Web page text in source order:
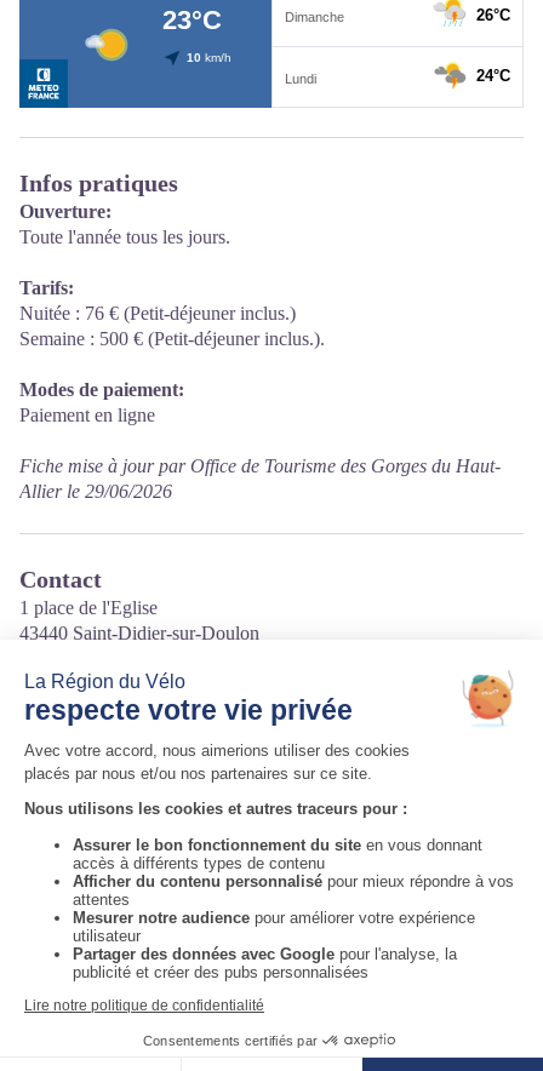
Voir la carte
Infos pratiques
Ouverture:
Toute l'année tous les jours.
Tarifs:
Nuitée : 76 € (Petit-déjeuner inclus.)
Semaine : 500 € (Petit-déjeuner inclus.).
Modes de paiement:
Paiement en ligne
Fiche mise à jour par Office de Tourisme des Gorges du Haut-
Allier le 29/06/2026
Contact
1 place de l'Eglise
43440 Saint-Didier-sur-Doulon
Courriel:
chezlaptitefamille@gmail.com
Site internet:
https://chezlaptitefamille.fr/
Auvergne-Rhône-Alpes Tourisme
Informations complémentaires